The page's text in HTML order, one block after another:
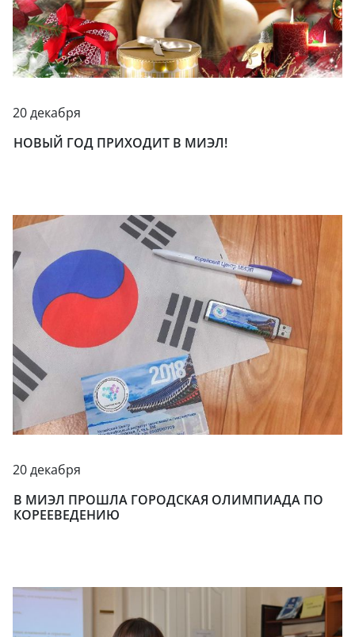
20 декабря
НОВЫЙ ГОД ПРИХОДИТ В МИЭЛ!
20 декабря
В МИЭЛ ПРОШЛА ГОРОДСКАЯ ОЛИМПИАДА ПО
КОРЕЕВЕДЕНИЮ